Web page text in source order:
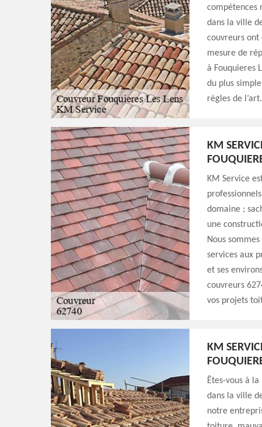
compétences
dans la ville
couvreurs ont
mesure de
à Fouquieres
du plus
règles de l’art.
KM
KM Service
domaine ;
une
Nous
services aux
et ses
couvreurs
vos projets
KM
Êtes-vous à
dans la ville
notre